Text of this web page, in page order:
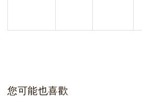
您可能也喜歡